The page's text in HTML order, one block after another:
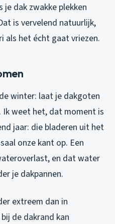
dak zwakke plekken
is vervelend natuurlijk,
als het écht gaat vriezen.
winter: laat je dakgoten
Ik weet het, dat moment is
jaar: die bladeren uit het
onze kant op. Een
en dat water
je dakpannen.
extreem dan in
de dakrand kan